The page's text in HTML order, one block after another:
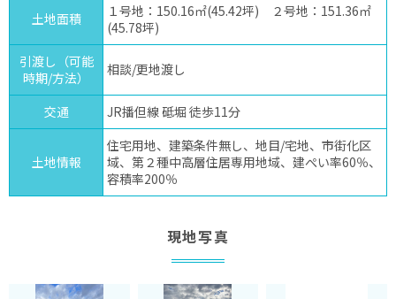
土地面積
１号地：150.16㎡(45.42坪) ２号地：151.36㎡
(45.78坪)
引渡し（可能
時期/方法）
相談/更地渡し
交通 JR播但線 砥堀 徒歩11分
土地情報
住宅用地、建築条件無し、地目/宅地、市街化区
域、第２種中高層住居専用地域、建ぺい率60％、
容積率200％
現地写真